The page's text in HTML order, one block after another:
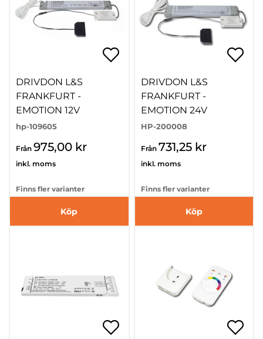
DRIVDON L&S
FRANKFURT -
EMOTION 12V
hp-109605
Från 975,00 kr
inkl. moms
Finns fler varianter
Köp
DRIVDON L&S
FRANKFURT -
EMOTION 24V
HP-200008
Från 731,25 kr
inkl. moms
Finns fler varianter
Köp